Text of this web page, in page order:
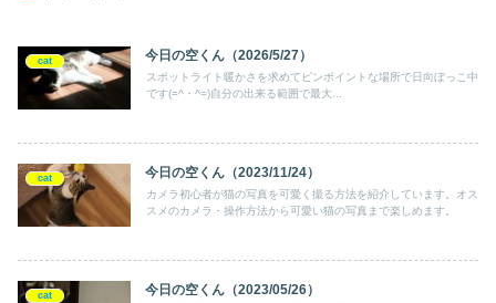
cat 今日の空くん（2026/5/27）
スポットライト暖かさを求めてピンポイントな場所で日向ぼっこ中
です(=^・^=)自分の出来る範囲で最大...
cat 今日の空くん（2023/11/24）
カメラ初心者が猫の写真を可愛く撮る方法を紹介しています。オス
スメのカメラ・操作方法から可愛い猫の写真まで楽しめます。
cat 今日の空くん（2023/05/26）